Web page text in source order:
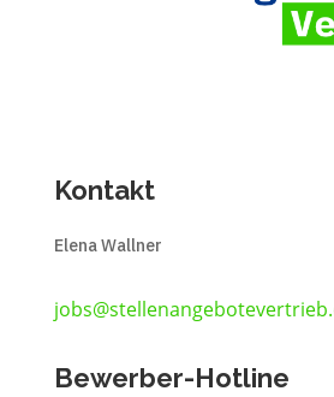
Kontakt
Elena Wallner
Bewerber-Hotline